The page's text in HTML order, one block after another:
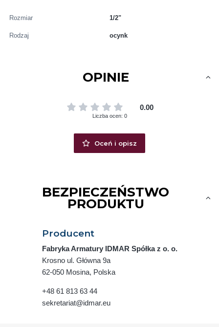
Rozmiar 1/2"
Rodzaj ocynk
OPINIE
0.00
Liczba ocen: 0
Oceń i opisz
BEZPIECZEŃSTWO
PRODUKTU
Producent
Fabryka Armatury IDMAR Spółka z o. o.
Krosno ul. Główna 9a
62-050 Mosina, Polska
+48 61 813 63 44
sekretariat@idmar.eu